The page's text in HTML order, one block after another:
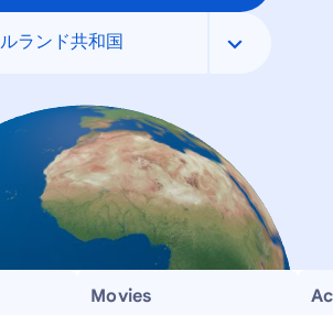
ランド共和国
Movies